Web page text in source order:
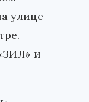
улице
и